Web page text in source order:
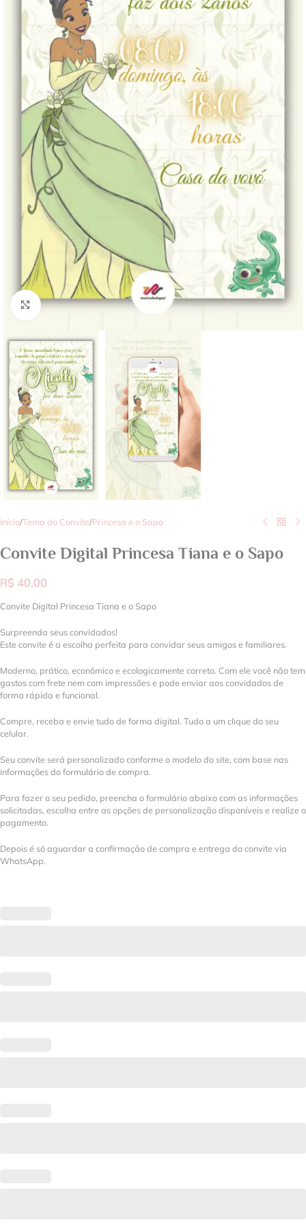
Clique para ampliar
Início/Tema do Convite/Princesa e o Sapo
Convite Digital Princesa Tiana e o Sapo
R$ 40,00
Convite Digital Princesa Tiana e o Sapo
Surpreenda seus convidados!
Este convite é a escolha perfeita para convidar seus amigos e familiares.
Moderno, prático, econômico e ecologicamente correto. Com ele você não tem
gastos com frete nem com impressões e pode enviar aos convidados de
forma rápida e funcional.
Compre, receba e envie tudo de forma digital. Tudo a um clique do seu
celular.
Seu convite será personalizado conforme o modelo do site, com base nas
informações do formulário de compra.
Para fazer o seu pedido, preencha o formulário abaixo com as informações
solicitadas, escolha entre as opções de personalização disponíveis e realize o
pagamento.
Depois é só aguardar a confirmação de compra e entrega do convite via
WhatsApp.